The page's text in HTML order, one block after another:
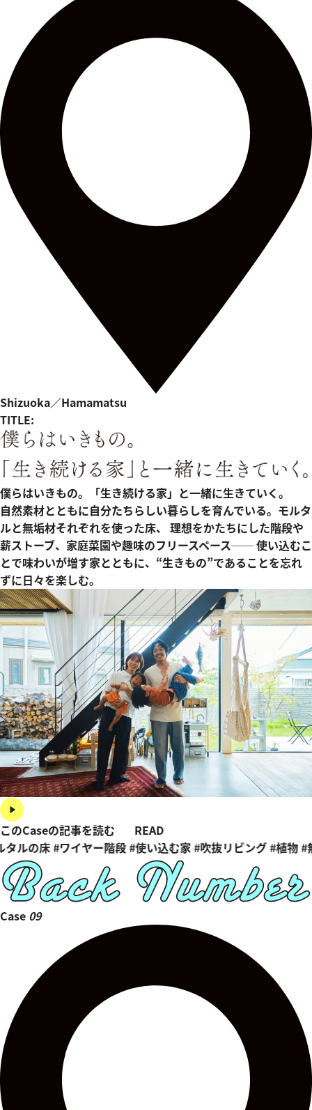
Shizuoka／Hamamatsu
TITLE:
僕らはいきもの。「生き続ける家」と一緒に生きていく。
自然素材とともに自分たちらしい暮らしを育んでいる。モルタ
ルと無垢材それぞれを使った床、 理想をかたちにした階段や
薪ストーブ、家庭菜園や趣味のフリースペース── 使い込むこ
とで味わいが増す家とともに、“生きもの”であることを忘れ
ずに日々を楽しむ。
このCaseの記事を読む
READ
ルの床#ワイヤー階段#使い込む家#吹抜リビング#植物#
Case 09